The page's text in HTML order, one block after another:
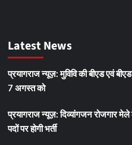
Latest News
प्रयागराज न्यूज़: मुविवि की बीएड एवं
7 अगस्त को
प्रयागराज न्यूज़: दिव्यांगजन रोजगार
पदों पर होगी भर्ती